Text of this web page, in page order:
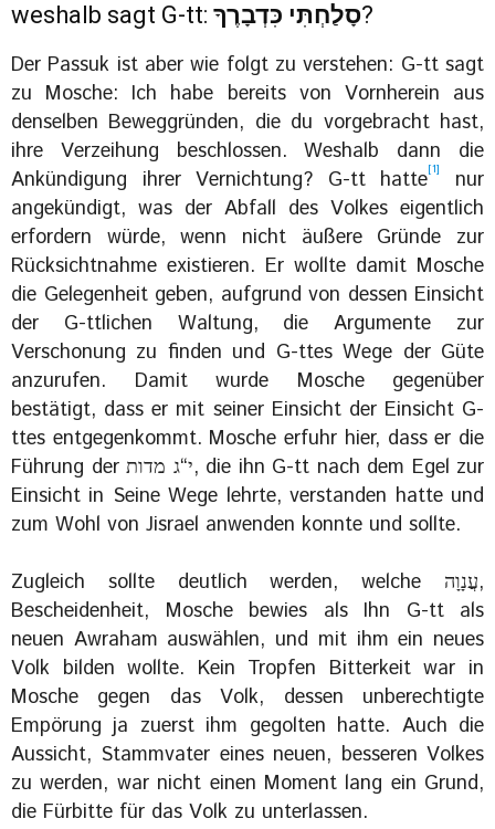
weshalb sagt G-tt: סָלַחְתִּי כִּדְבָרֶךָ?
Der Passuk ist aber wie folgt zu verstehen: G-tt sagt
zu Mosche: Ich habe bereits von Vornherein aus
denselben Beweggründen, die du vorgebracht hast,
ihre Verzeihung beschlossen. Weshalb dann die
Ankündigung ihrer Vernichtung? G-tt hatte[1]
nur
angekündigt, was der Abfall des Volkes eigentlich
erfordern würde, wenn nicht äußere Gründe zur
Rücksichtnahme existieren. Er wollte damit Mosche
die Gelegenheit geben, aufgrund von dessen Einsicht
der G-ttlichen Waltung, die Argumente zur
Verschonung zu finden und G-ttes Wege der Güte
anzurufen. Damit wurde Mosche gegenüber
bestätigt, dass er mit seiner Einsicht der Einsicht G-
ttes entgegenkommt. Mosche erfuhr hier, dass er die
Führung der י“ג מדות, die ihn G-tt nach dem Egel zur
Einsicht in Seine Wege lehrte, verstanden hatte und
zum Wohl von Jisrael anwenden konnte und sollte.
Zugleich sollte deutlich werden, welche עֲנָוָה,
Bescheidenheit, Mosche bewies als Ihn G-tt als
neuen Awraham auswählen, und mit ihm ein neues
Volk bilden wollte. Kein Tropfen Bitterkeit war in
Mosche gegen das Volk, dessen unberechtigte
Empörung ja zuerst ihm gegolten hatte. Auch die
Aussicht, Stammvater eines neuen, besseren Volkes
zu werden, war nicht einen Moment lang ein Grund,
die Fürbitte für das Volk zu unterlassen.